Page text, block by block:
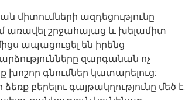
միտումների ազդեցությունը
առավել շրջահայաց և խելամիտ
ապացուցել են իրենց
զարգանան ոչ
խոշոր գնումներ կատարելուց:
բերելու գայթակղությունը մեծ է: